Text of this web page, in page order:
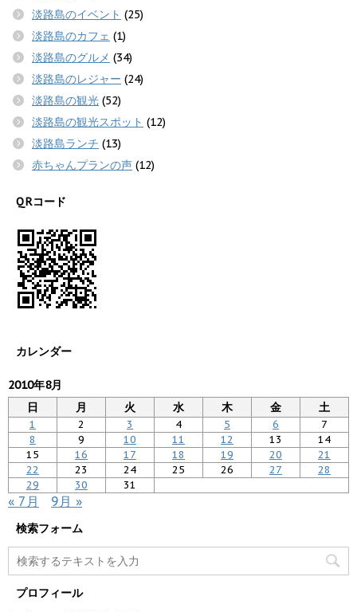
淡路島のイベント (25)
淡路島のカフェ (1)
淡路島のグルメ (34)
淡路島のレジャー (24)
淡路島の観光 (52)
淡路島の観光スポット (12)
淡路島ランチ (13)
赤ちゃんプランの声 (12)
QRコード
カレンダー
2010年8月
日
月 火 水 木 金 土
1 2 3 4 5 6
7
8
9 10 11 12 13
14
15
16 17 18 19 20
21
22
23 24 25 26 27
28
29
30 31
« 7月 9月 »
検索フォーム
プロフィール